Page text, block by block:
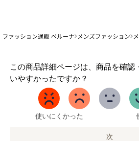
ファッション通販 ベルーナ メンズファッション
この商品詳細ページは、商品を確認
いやすかったですか？
1
か
使いにくかった
次